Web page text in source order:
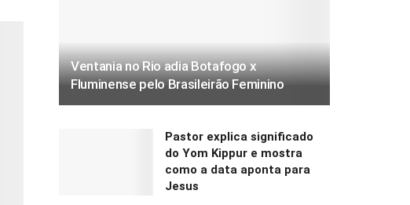
Ventania no Rio adia Botafogo x
Fluminense pelo Brasileirão Feminino
Pastor explica significado
do Yom Kippur e mostra
como a data aponta para
Jesus